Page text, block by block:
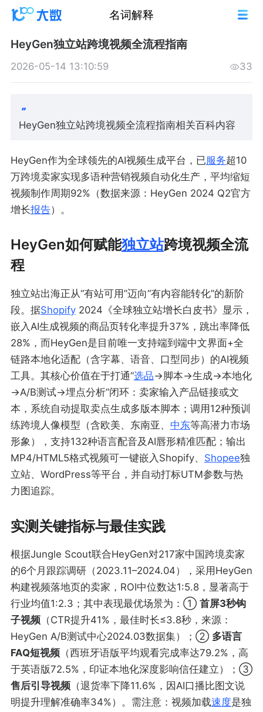
名词解释
HeyGen独立站跨境视频全流程指南
2026-05-14 13:10:59 33
HeyGen独立站跨境视频全流程指南相关百科内容
HeyGen作为全球领先的AI视频生成平台，已服务超10
万跨境卖家实现多语种营销视频自动化生产，平均缩短
视频制作周期92%（数据来源：HeyGen 2024 Q2官方
增长报告）。
HeyGen如何赋能独立站跨境视频全流
程
独立站出海正从“有站可用”迈向“有内容能转化”的新阶
段。据Shopify2024《全球独立站增长白皮书》显示，
嵌入AI生成视频的商品页转化率提升37%，跳出率降低
28%，而HeyGen是目前唯一支持端到端中文界面+全
链路本地化适配（含字幕、语音、口型同步）的AI视频
工具。其核心价值在于打通“选品→脚本→生成→本地化
→A/B测试→埋点分析”闭环：卖家输入产品链接或文
本，系统自动提取卖点生成多版本脚本；调用12种预训
练跨境人像模型（含欧美、东南亚、 中东等高潜力市场
形象），支持132种语言配音及AI唇形精准匹配；输出
MP4/HTML5格式视频可一键嵌入Shopify、 Shopee独
立站、WordPress等平台，并自动打标UTM参数与热
力图追踪。
实测关键指标与最佳实践
根据Jungle Scout联合HeyGen对217家中国跨境卖家
的6个月跟踪调研（2023.11–2024.04），采用HeyGen
构建视频落地页的卖家，ROI中位数达1:5.8，显著高于
行业均值1:2.3；其中表现最优场景为：① 首屏3秒钩
子视频（CTR提升41%，最佳时长≤3.8秒，来源：
HeyGen A/B测试中心2024.03数据集）；② 多语言
FAQ短视频（西班牙语版平均观看完成率达79.2%，高
于英语版72.5%，印证本地化深度影响信任建立）；③
售后引导视频（退货率下降11.6%，因AI口播比图文说
明提升理解准确率34%）。需注意：视频加载速度是独